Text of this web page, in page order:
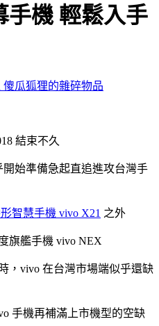
手機 輕鬆入手
傻瓜狐狸的雜碎物品
結束不久
始準備急起直追進攻台灣手
智慧手機 vivo X21 之外
旗艦手機 vivo NEX
，vivo 在台灣市場端似乎還缺
手機再補滿上市機型的空缺